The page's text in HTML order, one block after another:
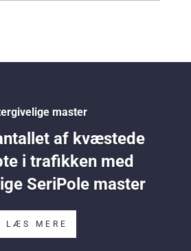
master
af kvæstede
i trafikken med
SeriPole master
LÆS MERE